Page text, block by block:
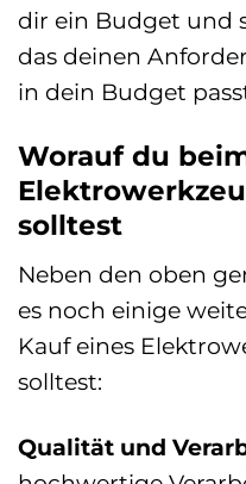
dir ein Budget und
das deinen
in dein Budget
Worauf du
solltest
Neben den oben
es noch einige
Kauf eines
solltest:
Qualität und